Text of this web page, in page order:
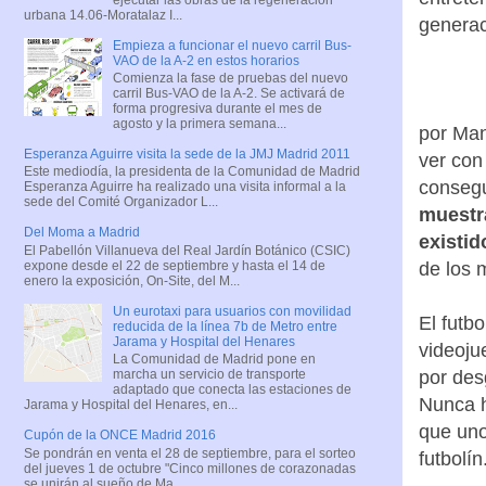
por
ver
de los
El
por
Nunca
que
urbana 14.06-Moratalaz I...
Empieza a funcionar el nuevo carril Bus-
VAO de la A-2 en estos horarios
Comienza la fase de pruebas del nuevo
carril Bus-VAO de la A-2. Se activará de
forma progresiva durante el mes de
agosto y la primera semana...
Esperanza Aguirre visita la sede de la JMJ Madrid 2011
Este mediodía, la presidenta de la Comunidad de Madrid
Esperanza Aguirre ha realizado una visita informal a la
sede del Comité Organizador L...
Del Moma a Madrid
El Pabellón Villanueva del Real Jardín Botánico (CSIC)
expone desde el 22 de septiembre y hasta el 14 de
enero la exposición, On-Site, del M...
Un eurotaxi para usuarios con movilidad
reducida de la línea 7b de Metro entre
Jarama y Hospital del Henares
La Comunidad de Madrid pone en
marcha un servicio de transporte
adaptado que conecta las estaciones de
Jarama y Hospital del Henares, en...
Cupón de la ONCE Madrid 2016
Se pondrán en venta el 28 de septiembre, para el sorteo
del jueves 1 de octubre "Cinco millones de corazonadas